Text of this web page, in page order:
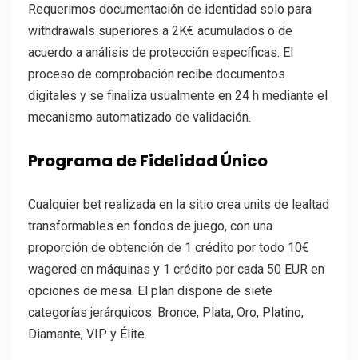
Requerimos documentación de identidad solo para
withdrawals superiores a 2K€ acumulados o de
acuerdo a análisis de protección específicas. El
proceso de comprobación recibe documentos
digitales y se finaliza usualmente en 24 h mediante el
mecanismo automatizado de validación.
Programa de Fidelidad Único
Cualquier bet realizada en la sitio crea units de lealtad
transformables en fondos de juego, con una
proporción de obtención de 1 crédito por todo 10€
wagered en máquinas y 1 crédito por cada 50 EUR en
opciones de mesa. El plan dispone de siete
categorías jerárquicos: Bronce, Plata, Oro, Platino,
Diamante, VIP y Élite.